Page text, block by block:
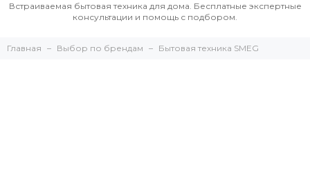
Встраиваемая бытовая техника для дома. Бесплатные экспертные
консультации и помощь с подбором.
Главная Выбор по брендам Бытовая техника SMEG